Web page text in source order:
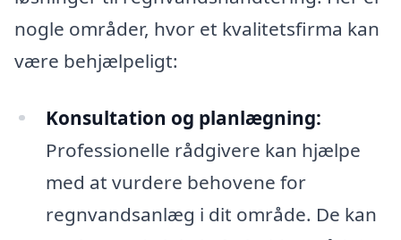
nogle områder, hvor et kvalitetsfirma kan
være behjælpeligt:
Konsultation og planlægning:
Professionelle rådgivere kan hjælpe
med at vurdere behovene for
regnvandsanlæg i dit område. De kan